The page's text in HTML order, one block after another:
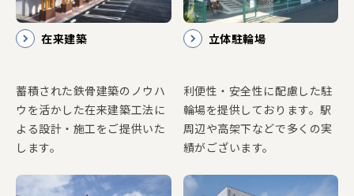
在来建築
蓄積された鉄骨建築のノウハ
ウを活かした在来建築工法に
よる設計・施工をご提供いた
します。
立体駐輪場
利便性・安全性に配慮した駐
輪場を提供しております。駅
周辺や高架下などで多くの実
績がございます。